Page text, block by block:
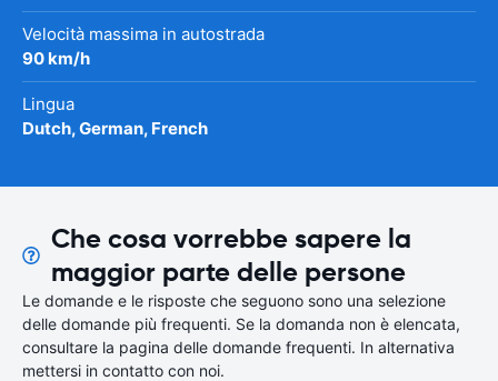
Velocità massima in autostrada
90 km/h
Lingua
Dutch, German, French
Che cosa vorrebbe sapere la
maggior parte delle persone
Le domande e le risposte che seguono sono una selezione
delle domande più frequenti. Se la domanda non è elencata,
consultare la pagina delle domande frequenti. In alternativa
mettersi in contatto con noi.